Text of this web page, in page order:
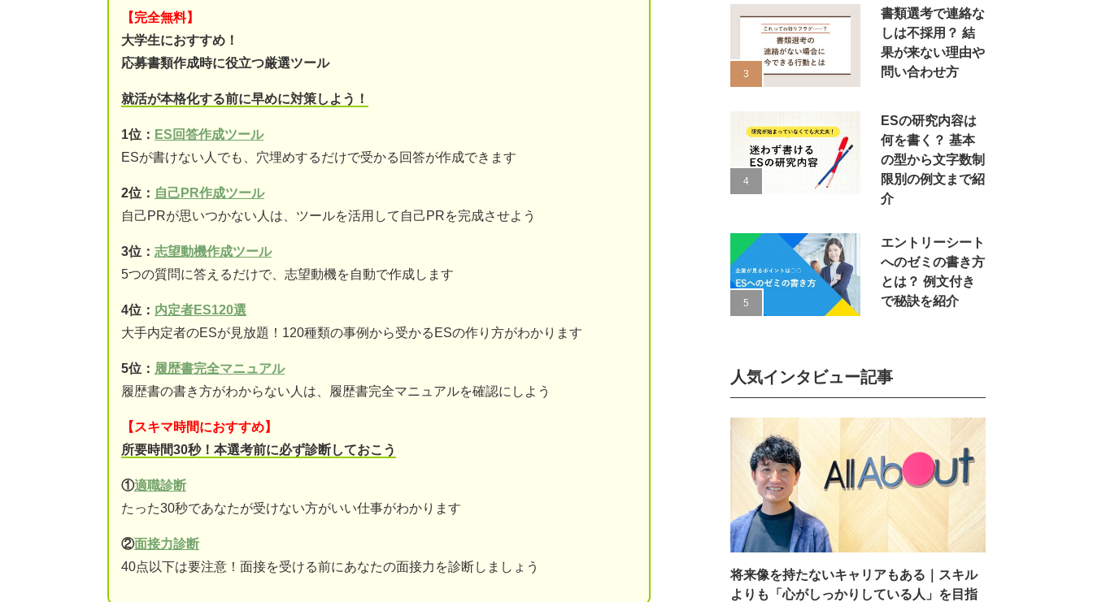
【完全無料】
大学生におすすめ！
応募書類作成時に役立つ厳選ツール
就活が本格化する前に早めに対策しよう！
1位： ES回答作成ツール
ESが書けない人でも、穴埋めするだけで受かる回答が作成できます
2位： 自己PR作成ツール
自己PRが思いつかない人は、ツールを活用して自己PRを完成させよう
3位： 志望動機作成ツール
5つの質問に答えるだけで、志望動機を自動で作成します
4位： 内定者ES120選
大手内定者のESが見放題！120種類の事例から受かるESの作り方がわかります
5位： 履歴書完全マニュアル
履歴書の書き方がわからない人は、履歴書完全マニュアルを確認にしよう
【スキマ時間におすすめ】
所要時間30秒！本選考前に必ず診断しておこう
①適職診断
たった30秒であなたが受けない方がいい仕事がわかります
②面接力診断
40点以下は要注意！面接を受ける前にあなたの面接力を診断しましょう
書類選考で連絡な
しは不採用？ 結
果が来ない理由や
問い合わせ方
ESの研究内容は
何を書く？ 基本
の型から文字数制
限別の例文まで紹
介
エントリーシート
へのゼミの書き方
とは？ 例文付き
で秘訣を紹介
人気インタビュー記事
将来像を持たないキャリアもある｜スキル
よりも「心がしっかりしている人」を目指